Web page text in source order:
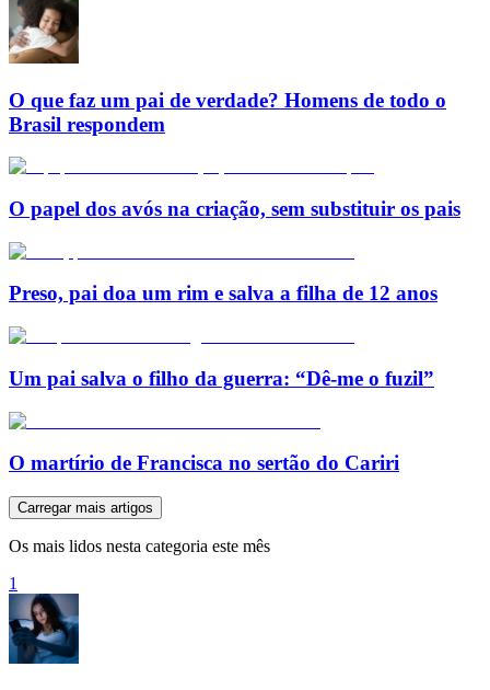
O que faz um pai de verdade? Homens de todo o
Brasil respondem
O papel dos avós na criação, sem substituir os pais
Preso, pai doa um rim e salva a filha de 12 anos
Um pai salva o filho da guerra: “Dê-me o fuzil”
O martírio de Francisca no sertão do Cariri
Carregar mais artigos
Os mais lidos nesta categoria este mês
1